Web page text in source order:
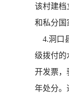
该村建档
和私分国
4.洞口
级拨付的
开发票，
年处分。